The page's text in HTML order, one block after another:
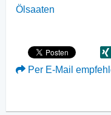
Ölsaaten
Per E-Mail